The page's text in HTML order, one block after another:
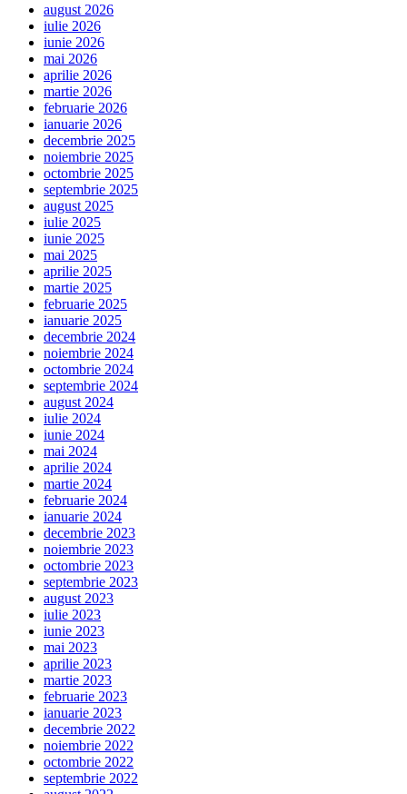
august 2026
iulie 2026
iunie 2026
mai 2026
aprilie 2026
martie 2026
februarie 2026
ianuarie 2026
decembrie 2025
noiembrie 2025
octombrie 2025
septembrie 2025
august 2025
iulie 2025
iunie 2025
mai 2025
aprilie 2025
martie 2025
februarie 2025
ianuarie 2025
decembrie 2024
noiembrie 2024
octombrie 2024
septembrie 2024
august 2024
iulie 2024
iunie 2024
mai 2024
aprilie 2024
martie 2024
februarie 2024
ianuarie 2024
decembrie 2023
noiembrie 2023
octombrie 2023
septembrie 2023
august 2023
iulie 2023
iunie 2023
mai 2023
aprilie 2023
martie 2023
februarie 2023
ianuarie 2023
decembrie 2022
noiembrie 2022
octombrie 2022
septembrie 2022